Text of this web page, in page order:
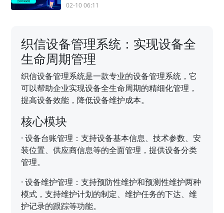
02-10 06:11
织信设备管理系统：实现设备全
生命周期管理
织信设备管理系统是一款专业的设备管理系统，它
可以帮助企业实现设备全生命周期的精细化管理，
提高设备效能，降低设备维护成本。
核心模块
·设备台账管理：支持设备基本信息、技术参数、安
装位置、供应商信息等的全面管理，提供设备分类
管理。
·设备维护管理：支持预防性维护和预测性维护两种
模式，支持维护计划的制定、维护任务的下达、维
护记录的跟踪等功能。